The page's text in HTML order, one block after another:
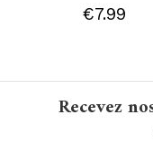
€7.99
Recevez